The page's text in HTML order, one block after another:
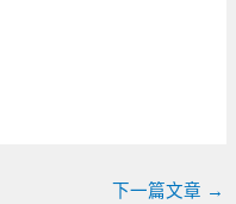
下一篇文章 →